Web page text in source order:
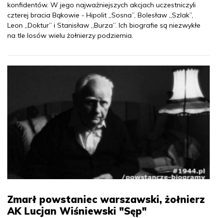
konfidentów. W jego najważniejszych akcjach uczestniczyli
czterej bracia Bąkowie - Hipolit „Sosna”, Bolesław „Szlak”,
Leon „Doktur” i Stanisław „Burza”. Ich biografie są niezwykłe
na tle losów wielu żołnierzy podziemia.
Zmarł powstaniec warszawski, żołnierz
AK Lucjan Wiśniewski "Sęp"